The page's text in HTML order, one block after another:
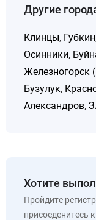
Другие
Клинцы, Губкин
Осинники,
Железногорск
Бузулук,
Александров,
Хотите
Пройдите
присоеденитесь